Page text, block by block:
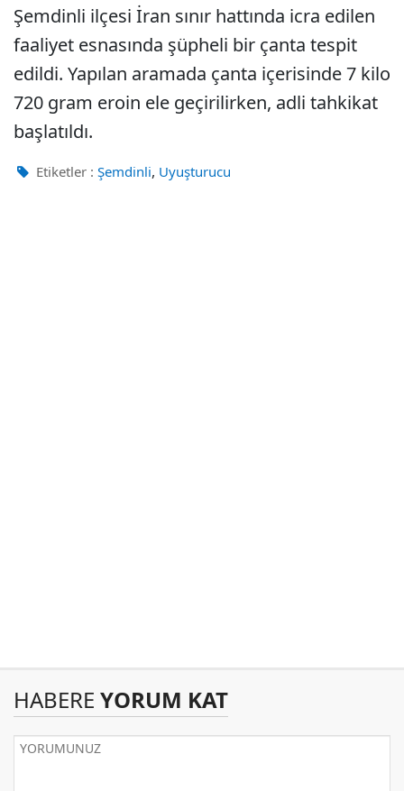
Şemdinli ilçesi İran sınır hattında icra edilen
faaliyet esnasında şüpheli bir çanta tespit
edildi. Yapılan aramada çanta içerisinde 7 kilo
720 gram eroin ele geçirilirken, adli tahkikat
başlatıldı.
Etiketler : Şemdinli, Uyuşturucu
HABERE YORUM KAT